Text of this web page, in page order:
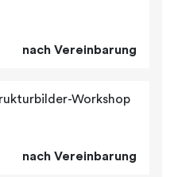
nach Vereinbarung
Workshop
nach Vereinbarung